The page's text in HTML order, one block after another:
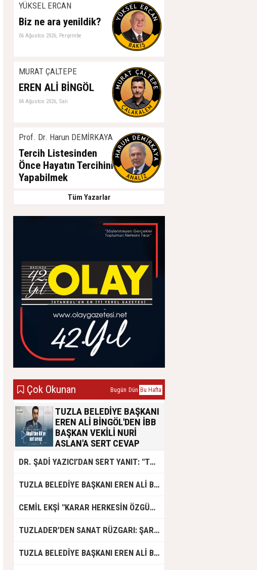
YÜKSEL ERCAN
Biz ne ara yenildik?
06 Ağustos 2026, Perşembe
MURAT ÇALTEPE
EREN ALİ BİNGÖL
04 Ağustos 2026, Salı
Prof. Dr. Harun DEMİRKAYA
Tercih Listesinden
Önce Hayatın Tercihini
Yapabilmek
Tüm Yazarlar
Çok Okunan Bugün Dün Bu Hafta
TUZLA BELEDİYE BAŞKANI
EREN ALİ BİNGÖL'DEN İBB
BAŞKAN VEKİLİ NURİ
ASLAN'A SERT CEVAP
Bingöl, İBB Başkan Vekili Nuri
açıklamalarına yazılı bir basın
açıklamasıyla yanıt verdi. Konunun
Tuzlalının geleceğini ilgilendiren
hayati bir sorun olduğunu vurgulayan
2024 yıllarına ait olduğunu belirtti.
DR. ŞADİ YAZICI’DAN SERT YANIT: "TUZLA’YA YÖNELİK KİN VE HIRSIN TUTARSIZLIKLAR MANZUMESİ"
TUZLA BELEDİYE BAŞKANI EREN ALİ BİNGÖL AK PARTİ'DE
CEMİL EKŞİ "KARAR HERKESİN ÖZGÜRLÜĞÜ"
TUZLADER’DEN SANAT RÜZGARI: ŞARKILAR TUZLA İÇİN SÖYLENDİ
TUZLA BELEDİYE BAŞKANI EREN ALİ BİNGÖL’DEN İBB’YE SORULAR: "O ZAMAN NEDEN GÖRMEDİNİZ?